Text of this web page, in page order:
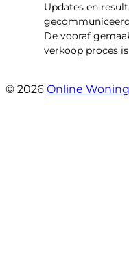
Updates en
De vooraf
verkoop proces
© 2026 Online